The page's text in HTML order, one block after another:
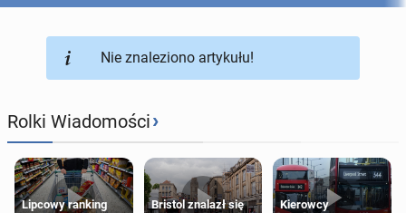
Nie znaleziono artykułu!
Rolki Wiadomości›
Lipcowy ranking
Bristol znalazł się
Kierowcy